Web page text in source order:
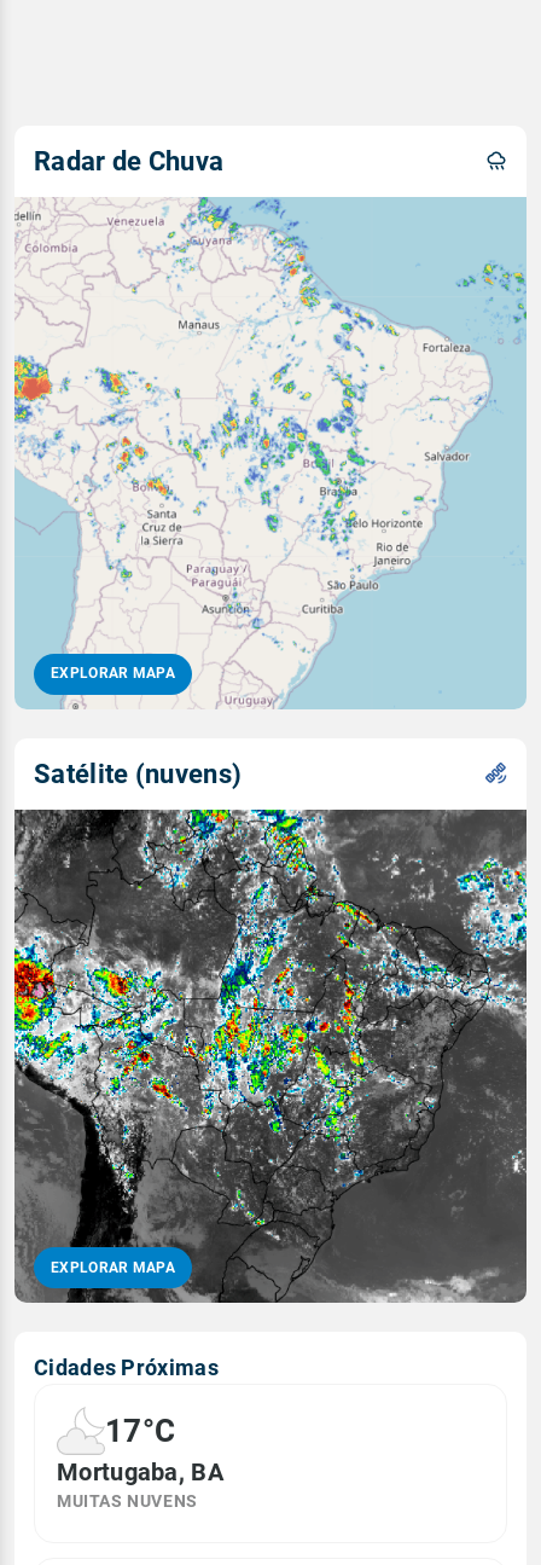
Radar de Chuva
EXPLORAR MAPA
Satélite (nuvens)
EXPLORAR MAPA
Cidades Próximas
17°C
Mortugaba, BA
MUITAS NUVENS